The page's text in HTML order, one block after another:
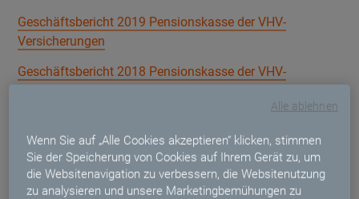
Geschäftsbericht 2019 Pensionskasse der VHV-
Versicherungen
Geschäftsbericht 2018 Pensionskasse der VHV-
Versicherungen
Geschäftsbericht 2016 Pensionskasse der VHV-
Versicherungen
Wenn Sie auf „Alle Cookies akzeptieren“ klicken, stimmen
Sie der Speicherung von Cookies auf Ihrem Gerät zu, um
die Websitenavigation zu verbessern, die Websitenutzung
zu analysieren und unsere Marketingbemühungen zu
Alle ablehnen